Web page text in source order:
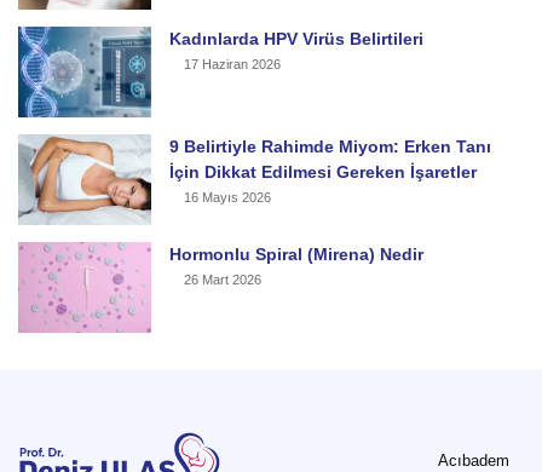
Kadınlarda HPV Virüs Belirtileri
17 Haziran 2026
9 Belirtiyle Rahimde Miyom: Erken Tanı
İçin Dikkat Edilmesi Gereken İşaretler
16 Mayıs 2026
Hormonlu Spiral (Mirena) Nedir
26 Mart 2026
Acıbadem